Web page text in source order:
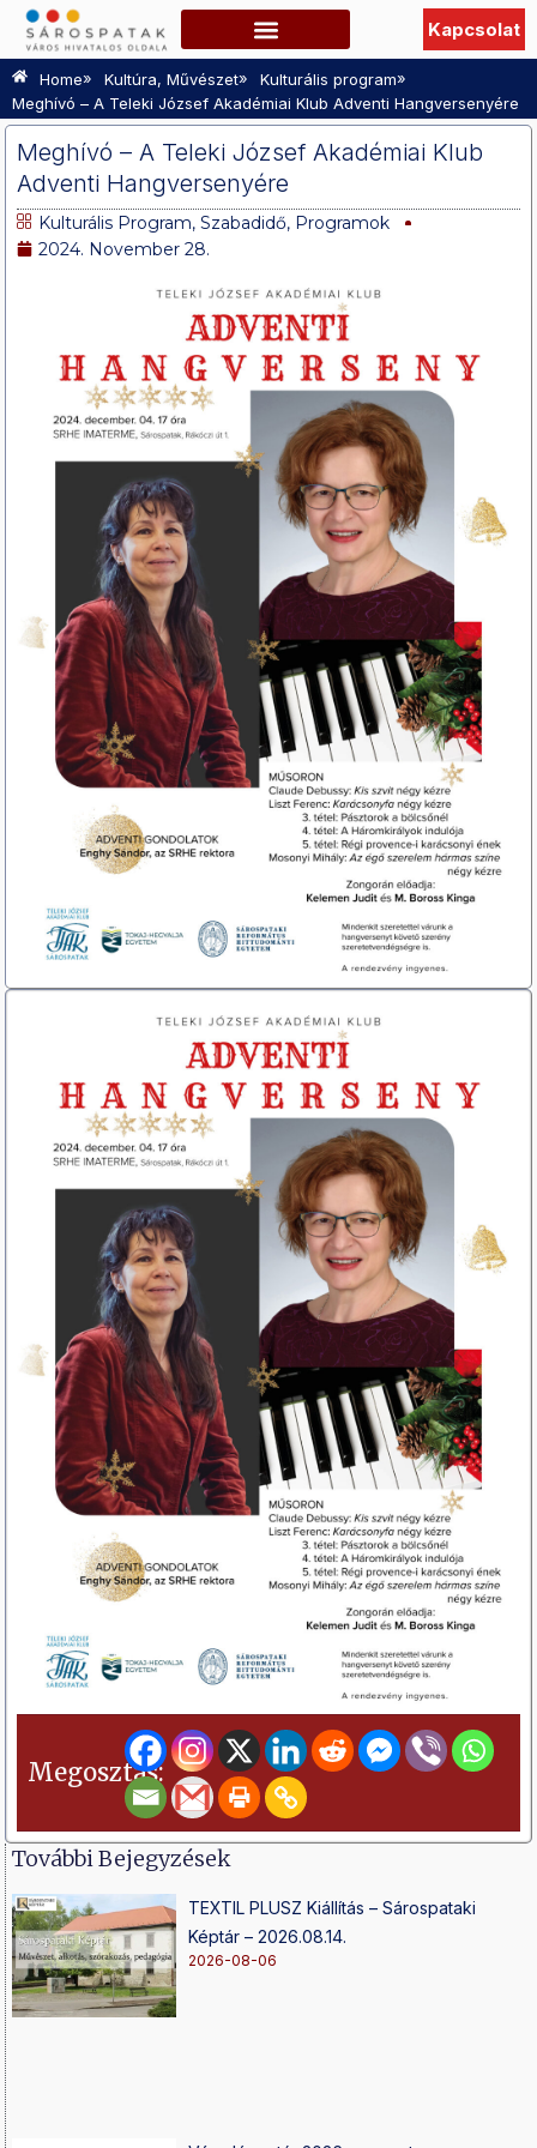
Kapcsolat
Home» Kultúra, Művészet» Kulturális program»
Meghívó – A Teleki József Akadémiai Klub Adventi Hangversenyére
Meghívó – A Teleki József Akadémiai Klub
Adventi Hangversenyére
Kulturális Program,Szabadidő, Programok
2024. November 28.
Megosztás:
További Bejegyzések
TEXTIL PLUSZ Kiállítás – Sárospataki
Képtár – 2026.08.14.
2026-08-06